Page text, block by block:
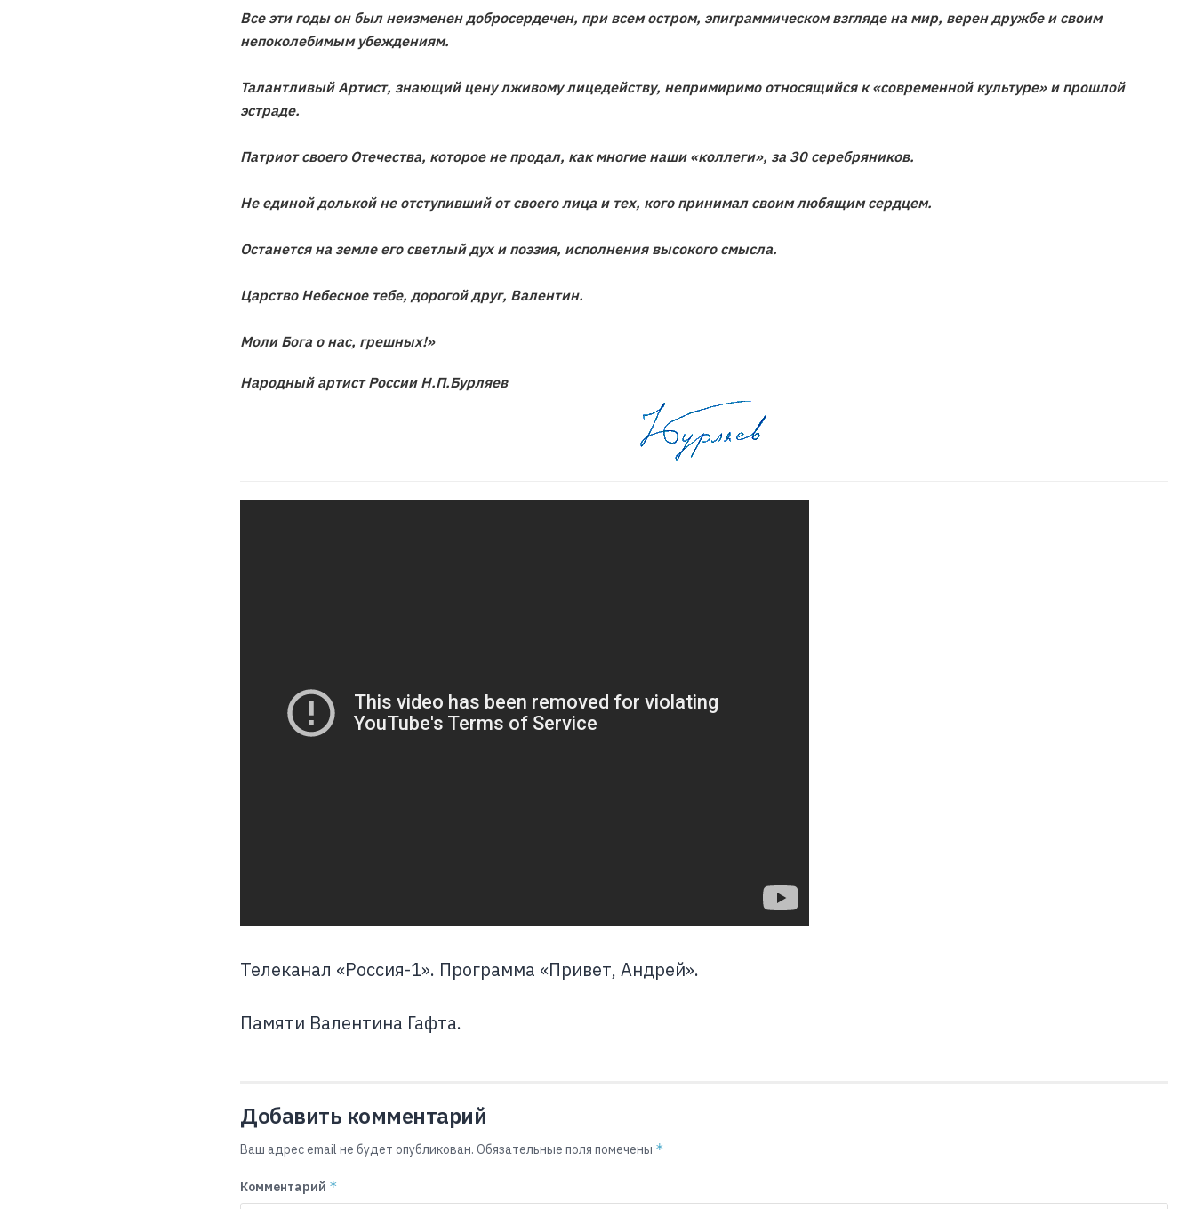
Все эти годы он был неизменен добросердечен, при всем остром, эпиграммическом взгляде на мир, верен дружбе и своим
непоколебимым убеждениям.
Талантливый Артист, знающий цену лживому лицедейству, непримиримо относящийся к «современной культуре» и прошлой
эстраде.
Патриот своего Отечества, которое не продал, как многие наши «коллеги», за 30 серебряников.
Не единой долькой не отступивший от своего лица и тех, кого принимал своим любящим сердцем.
Останется на земле его светлый дух и поэзия, исполнения высокого смысла.
Царство Небесное тебе, дорогой друг, Валентин.
Моли Бога о нас, грешных!»
Народный артист России Н.П.Бурляев
Телеканал «Россия-1». Программа «Привет, Андрей».
Памяти Валентина Гафта.
Добавить комментарий
Ваш адрес email не будет опубликован. Обязательные поля помечены *
Комментарий *